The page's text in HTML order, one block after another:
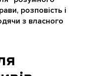
розповість і
з власного